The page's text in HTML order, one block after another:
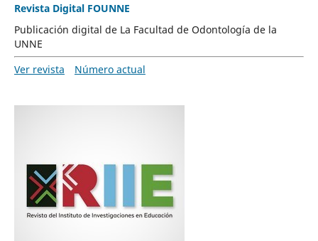
Revista Digital FOUNNE
Publicación digital de La Facultad de Odontología de la
UNNE
Ver revista
Número actual